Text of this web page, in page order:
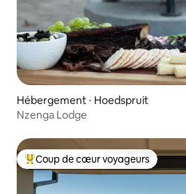
Hébergement ⋅ Hoedspruit
Nzenga Lodge
Coups de cœur voyageurs les plus
Coup de cœur voyageurs